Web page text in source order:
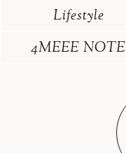
Lifestyle
4MEEE NOTE